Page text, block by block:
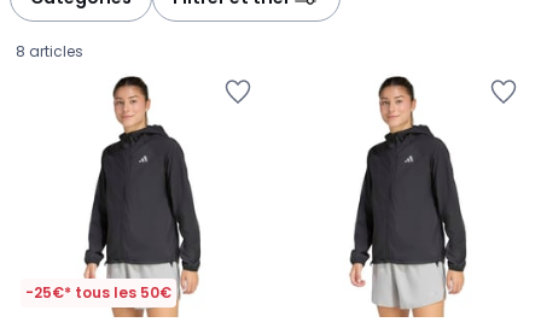
8 articles
-25€* tous les 50€